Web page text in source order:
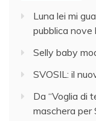
Luna lei mi
pubblica nove
Selly baby
SVOSIL: il
Da “Voglia di
maschera per